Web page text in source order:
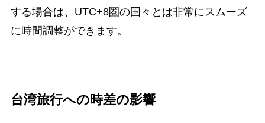
する場合は、UTC+8圏の国々とは非常にスムーズ
に時間調整ができます。
台湾旅行への時差の影響